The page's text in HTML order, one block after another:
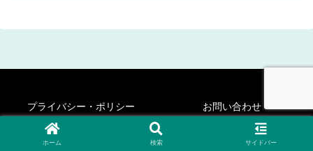
プライバシー・ポリシー お問い合わせ
© 2020-2026 シネフィリー・ステディ・ゴー！.
ホーム 検索 サイドバー